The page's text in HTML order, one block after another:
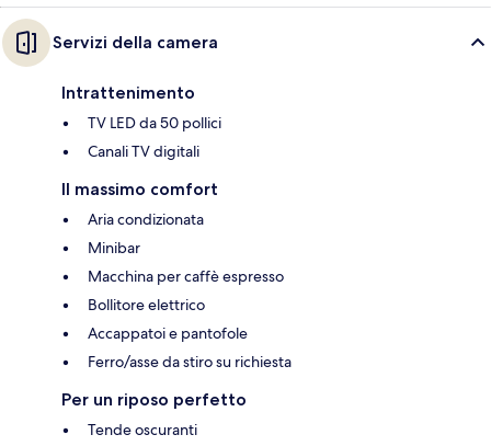
Servizi della camera
Intrattenimento
TV LED da 50 pollici
Canali TV digitali
Il massimo comfort
Aria condizionata
Minibar
Macchina per caffè espresso
Bollitore elettrico
Accappatoi e pantofole
Ferro/asse da stiro su richiesta
Per un riposo perfetto
Tende oscuranti